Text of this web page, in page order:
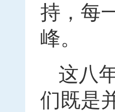
持，每
峰。
这八
们既是